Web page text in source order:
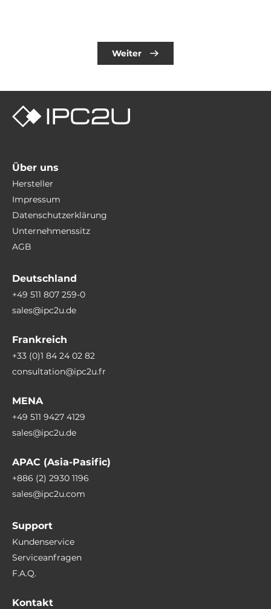
Weiter
Über uns
Hersteller
Impressum
Datenschutzerklärung
Unternehmenssitz
AGB
Deutschland
+49 511 807 259-0
sales@ipc2u.de
Frankreich
+33 (0)1 84 24 02 82
consultation@ipc2u.fr
MENA
+49 511 9427 4129
sales@ipc2u.de
APAC (Asia-Pasific)
+886 (2) 2930 1196
sales@ipc2u.com
Support
Kundenservice
Serviceanfragen
F.A.Q.
Kontakt